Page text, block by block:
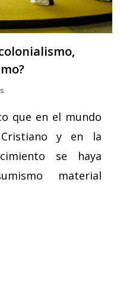
que en el mundo
y en la
se haya
material